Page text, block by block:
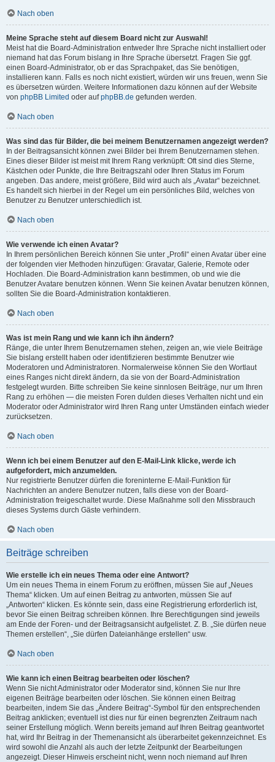
Nach oben
Meine Sprache steht auf diesem Board nicht zur Auswahl!
Meist hat die Board-Administration entweder Ihre Sprache nicht installiert oder
niemand hat das Forum bislang in Ihre Sprache übersetzt. Fragen Sie ggf.
einen Board-Administrator, ob er das Sprachpaket, das Sie benötigen,
installieren kann. Falls es noch nicht existiert, würden wir uns freuen, wenn Sie
es übersetzen würden. Weitere Informationen dazu können auf der Website
von phpBB Limited oder aufphpBB.de gefunden werden.
Nach oben
Was sind das für Bilder, die bei meinem Benutzernamen angezeigt werden?
In der Beitragsansicht können zwei Bilder bei Ihrem Benutzernamen stehen.
Eines dieser Bilder ist meist mit Ihrem Rang verknüpft: Oft sind dies Sterne,
Kästchen oder Punkte, die Ihre Beitragszahl oder Ihren Status im Forum
angeben. Das andere, meist größere, Bild wird auch als „Avatar“ bezeichnet.
Es handelt sich hierbei in der Regel um ein persönliches Bild, welches von
Benutzer zu Benutzer unterschiedlich ist.
Nach oben
Wie verwende ich einen Avatar?
In Ihrem persönlichen Bereich können Sie unter „Profil“ einen Avatar über eine
der folgenden vier Methoden hinzufügen: Gravatar, Galerie, Remote oder
Hochladen. Die Board-Administration kann bestimmen, ob und wie die
Benutzer Avatare benutzen können. Wenn Sie keinen Avatar benutzen können,
sollten Sie die Board-Administration kontaktieren.
Nach oben
Was ist mein Rang und wie kann ich ihn ändern?
Ränge, die unter Ihrem Benutzernamen stehen, zeigen an, wie viele Beiträge
Sie bislang erstellt haben oder identifizieren bestimmte Benutzer wie
Moderatoren und Administratoren. Normalerweise können Sie den Wortlaut
eines Ranges nicht direkt ändern, da sie von der Board-Administration
festgelegt wurden. Bitte schreiben Sie keine sinnlosen Beiträge, nur um Ihren
Rang zu erhöhen — die meisten Foren dulden dieses Verhalten nicht und ein
Moderator oder Administrator wird Ihren Rang unter Umständen einfach wieder
zurücksetzen.
Nach oben
Wenn ich bei einem Benutzer auf den E-Mail-Link klicke, werde ich
aufgefordert, mich anzumelden.
Nur registrierte Benutzer dürfen die foreninterne E-Mail-Funktion für
Nachrichten an andere Benutzer nutzen, falls diese von der Board-
Administration freigeschaltet wurde. Diese Maßnahme soll den Missbrauch
dieses Systems durch Gäste verhindern.
Nach oben
Beiträge schreiben
Wie erstelle ich ein neues Thema oder eine Antwort?
Um ein neues Thema in einem Forum zu eröffnen, müssen Sie auf „Neues
Thema“ klicken. Um auf einen Beitrag zu antworten, müssen Sie auf
„Antworten“ klicken. Es könnte sein, dass eine Registrierung erforderlich ist,
bevor Sie einen Beitrag schreiben können. Ihre Berechtigungen sind jeweils
am Ende der Foren- und der Beitragsansicht aufgelistet. Z. B. „Sie dürfen neue
Themen erstellen“, „Sie dürfen Dateianhänge erstellen“ usw.
Nach oben
Wie kann ich einen Beitrag bearbeiten oder löschen?
Wenn Sie nicht Administrator oder Moderator sind, können Sie nur Ihre
eigenen Beiträge bearbeiten oder löschen. Sie können einen Beitrag
bearbeiten, indem Sie das „Ändere Beitrag“-Symbol für den entsprechenden
Beitrag anklicken; eventuell ist dies nur für einen begrenzten Zeitraum nach
seiner Erstellung möglich. Wenn bereits jemand auf Ihren Beitrag geantwortet
hat, wird Ihr Beitrag in der Themenansicht als überarbeitet gekennzeichnet. Es
wird sowohl die Anzahl als auch der letzte Zeitpunkt der Bearbeitungen
angezeigt. Dieser Hinweis erscheint nicht, wenn noch niemand auf Ihren